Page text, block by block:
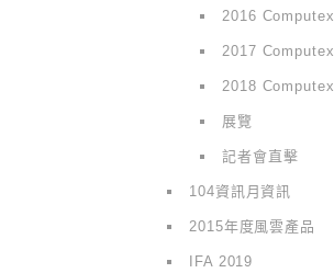
2016 Computex
2017 Computex
2018 Computex
展覽
記者會直擊
104資訊月資訊
2015年度風雲產品
IFA 2019